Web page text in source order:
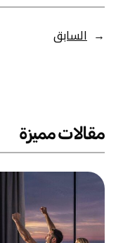
← السابق
مقالات مميزة